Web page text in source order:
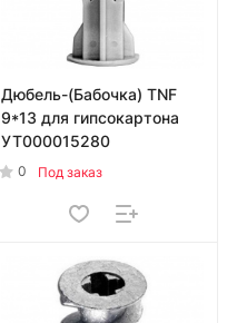
Дюбель-(Бабочка) TNF
9*13 для гипсокартона
УТ000015280
0 Под заказ